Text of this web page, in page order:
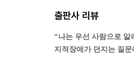
가망 없는 상태로 고착
호소하는 데 있어 개선
에 이르기까지 알맞은
출판사 리뷰
“나는 우선 사람으로 알
지적장애가 던지는 질